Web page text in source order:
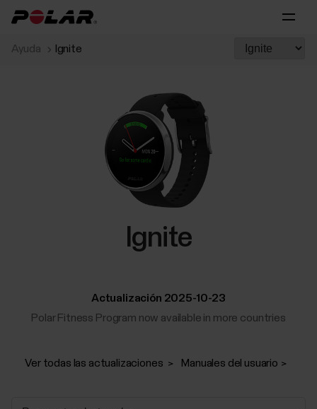
Ayuda Ignite
Ignite
Actualización 2025-10-23
Polar Fitness Program now available in more countries
Ver todas las actualizaciones Manuales del usuario